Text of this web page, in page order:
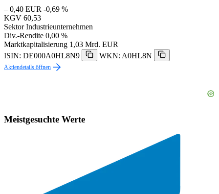
– 0,40 EUR -0,69 %
KGV 60,53
Sektor Industrieunternehmen
Div.-Rendite 0,00 %
Marktkapitalisierung 1,03 Mrd. EUR
ISIN: DE000A0HL8N9
WKN: A0HL8N
Aktiendetails öffnen
Meistgesuchte Werte